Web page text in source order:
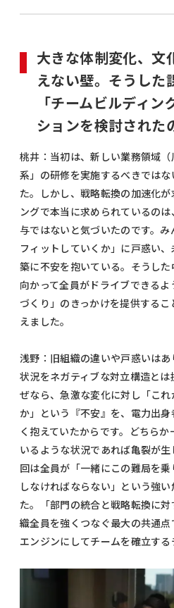
大きな体制変化、文
えない壁。そうした
「チームビルディ
ションを検討された
桃井：当初は、新しい業務領域
系」の研修を実施するべきでは
た。しかし、戦略転換の加速化
ングで本当に求められているの
与ではないと気づいたのです。
フィットしていくか」に戸惑い
築に不安を抱いている。そうし
向かって全員がドライブできる
づくり」のきっかけを提供する
えました。
浅野：旧組織の違いや戸惑いは
状況をネガティブな対立構造と
ぜなら、急激な変化に対し「こ
か」という『不安』を、電力出
く抱えていたからです。どちら
いるような状況であれば亀裂が
回は全員が「一緒にこの難局を
しなければならない」という強
た。「部門の統合と戦略転換に
織全員を強くつなぐ最大の共通
エンジンにしてチームを確立する